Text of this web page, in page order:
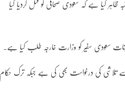
کیا ہے کہ سعودی صحافی کو قتل کردیا گیا
سعودی سفیر کو وزارت خارجہ طلب کیا ہے۔
تلاشی کی درخواست بھی کی ہے جبکہ ترک حکام